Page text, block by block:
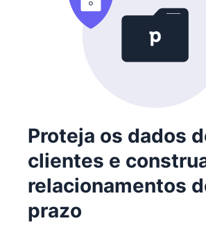
Proteja os dados
clientes e
relacionamentos
prazo